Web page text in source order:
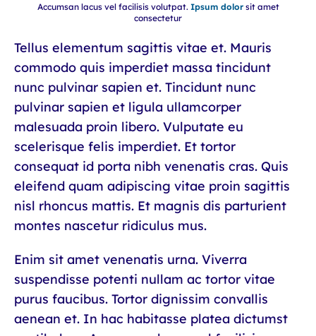
Accumsan lacus vel facilisis volutpat. Ipsum dolorsit amet
consectetur
Tellus elementum sagittis vitae et. Mauris
commodo quis imperdiet massa tincidunt
nunc pulvinar sapien et. Tincidunt nunc
pulvinar sapien et ligula ullamcorper
malesuada proin libero. Vulputate eu
scelerisque felis imperdiet. Et tortor
consequat id porta nibh venenatis cras. Quis
eleifend quam adipiscing vitae proin sagittis
nisl rhoncus mattis. Et magnis dis parturient
montes nascetur ridiculus mus.
Enim sit amet venenatis urna. Viverra
suspendisse potenti nullam ac tortor vitae
purus faucibus. Tortor dignissim convallis
aenean et. In hac habitasse platea dictumst